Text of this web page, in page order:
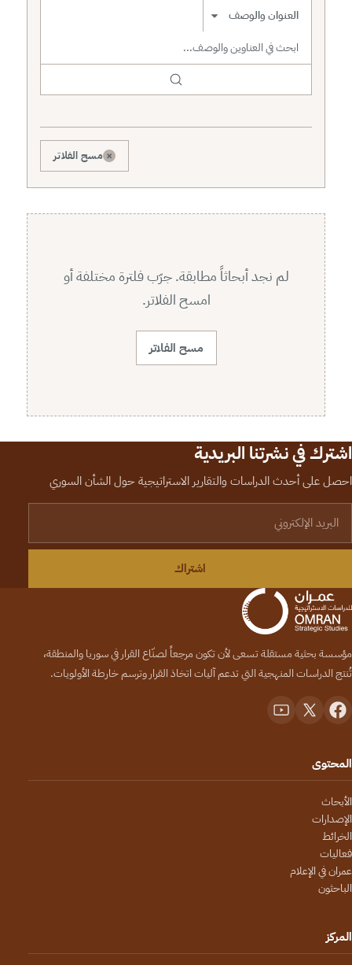
نطاق البحث
× مسح الفلاتر
لم نجد أبحاثاً مطابقة. جرّب فلترة مختلفة أو
امسح الفلاتر.
مسح الفلاتر
اشترك في نشرتنا البريدية
احصل على أحدث الدراسات والتقارير الاستراتيجية حول الشأن السوري
اشتراك
مؤسسة بحثية مستقلة تسعى لأن تكون مرجعاً لصنّاع القرار في سوريا والمنطقة،
تُنتج الدراسات المنهجية التي تدعم آليات اتخاذ القرار وترسم خارطة الأولويات.
المحتوى
الأبحاث
الإصدارات
الخرائط
فعاليات
عمران في الإعلام
الباحثون
المركز